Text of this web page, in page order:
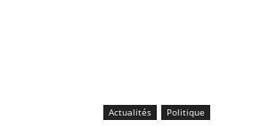
Actualités Politique